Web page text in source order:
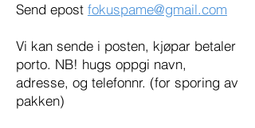
Send epost fokuspame@gmail.com
Vi kan sende i posten, kjøpar betaler
porto. NB! hugs oppgi navn,
adresse, og telefonnr. (for sporing av
pakken)